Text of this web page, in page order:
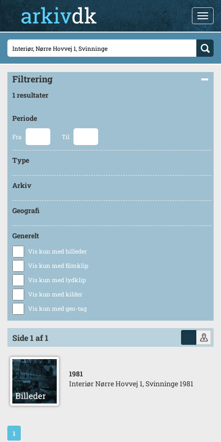
Filtrering
1 resultater
Periode
Fra Til
Type
Arkiv
Geografi
Generelt
Vis kun med billeder
Vis kun med filmklip
Vis kun med lydklip
Vis kun med kilder
Vis kun med geo-tag
Side 1 af 1
1981
Interiør Nørre Hovvej 1, Svinninge 1981
1